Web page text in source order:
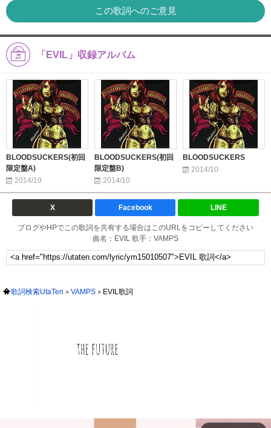
この歌詞へのご意見
「EVIL」収録アルバム
BLOODSUCKERS(初回
限定盤A)
2014/10
BLOODSUCKERS(初回
限定盤B)
2014/10
BLOODSUCKERS
2014/10
X Facebook LINE
ブログやHPでこの歌詞を共有する場合はこのURLをコピーしてください
曲名：EVIL 歌手：VAMPS
歌詞検索UtaTen VAMPS EVIL歌詞